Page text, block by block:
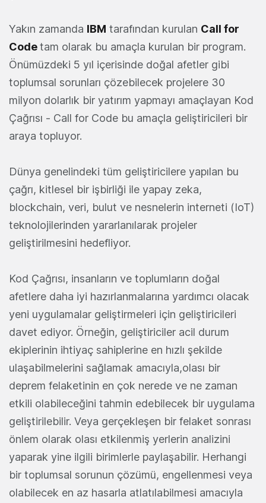
Yakın zamanda IBM tarafından kurulan Call for
Codetam olarak bu amaçla kurulan bir program.
Önümüzdeki 5 yıl içerisinde doğal afetler gibi
toplumsal sorunları çözebilecek projelere 30
milyon dolarlık bir yatırım yapmayı amaçlayan Kod
Çağrısı - Call for Code bu amaçla geliştiricileri bir
araya topluyor.
Dünya genelindeki tüm geliştiricilere yapılan bu
çağrı, kitlesel bir işbirliği ile yapay zeka,
blockchain, veri, bulut ve nesnelerin interneti (IoT)
teknolojilerinden yararlanılarak projeler
geliştirilmesini hedefliyor.
Kod Çağrısı, insanların ve toplumların doğal
afetlere daha iyi hazırlanmalarına yardımcı olacak
yeni uygulamalar geliştirmeleri için geliştiricileri
davet ediyor. Örneğin, geliştiriciler acil durum
ekiplerinin ihtiyaç sahiplerine en hızlı şekilde
ulaşabilmelerini sağlamak amacıyla,olası bir
deprem felaketinin en çok nerede ve ne zaman
etkili olabileceğini tahmin edebilecek bir uygulama
geliştirilebilir. Veya gerçekleşen bir felaket sonrası
önlem olarak olası etkilenmiş yerlerin analizini
yaparak yine ilgili birimlerle paylaşabilir. Herhangi
bir toplumsal sorunun çözümü, engellenmesi veya
olabilecek en az hasarla atlatılabilmesi amacıyla